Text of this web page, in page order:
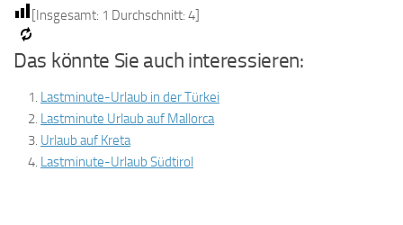
[Insgesamt: 1 Durchschnitt: 4]
Das könnte Sie auch interessieren:
Lastminute-Urlaub in der Türkei
Lastminute Urlaub auf Mallorca
Urlaub auf Kreta
Lastminute-Urlaub Südtirol